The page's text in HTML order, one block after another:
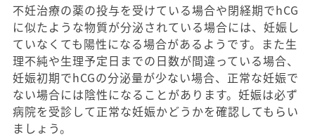
不妊治療の薬の投与を受けている場合や閉経期でhCG
に似たような物質が分泌されている場合には、妊娠し
ていなくても陽性になる場合があるようです。また生
理不純や生理予定日までの日数が間違っている場合、
妊娠初期でhCGの分泌量が少ない場合、正常な妊娠で
ない場合には陰性になることがあります。妊娠は必ず
病院を受診して正常な妊娠かどうかを確認してもらい
ましょう。